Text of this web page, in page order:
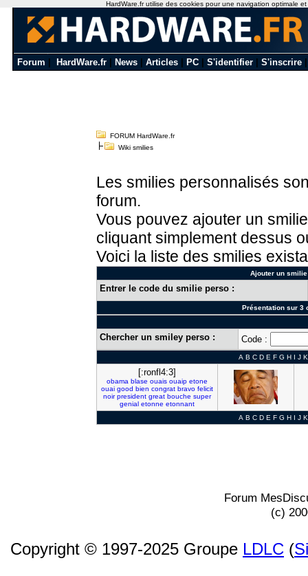
Forum HardWare.fr News Articles PC S'identifier S'inscrire
FORUM HardWare.fr
Wiki smilies
Les smilies personnalisés
forum.
Vous pouvez ajouter un
cliquant simplement dessus
Voici la liste des smilies
Ajouter un
Entrer le code du smilie perso :
Présentation sur 3
Chercher un smiley perso : Code :
A B C D E F G H I J K
[:ronfl4:3]
obama blase ouais ouaip etone
ouai good bien congrat bravo felicit
noir president great bouche super
genial etonne etonnant
A B C D E F G H I J K
Forum
(c)
Copyright © 1997-2025 Groupe LDLC (
HardWare.fr utilise des cookies pour une navigation optimale